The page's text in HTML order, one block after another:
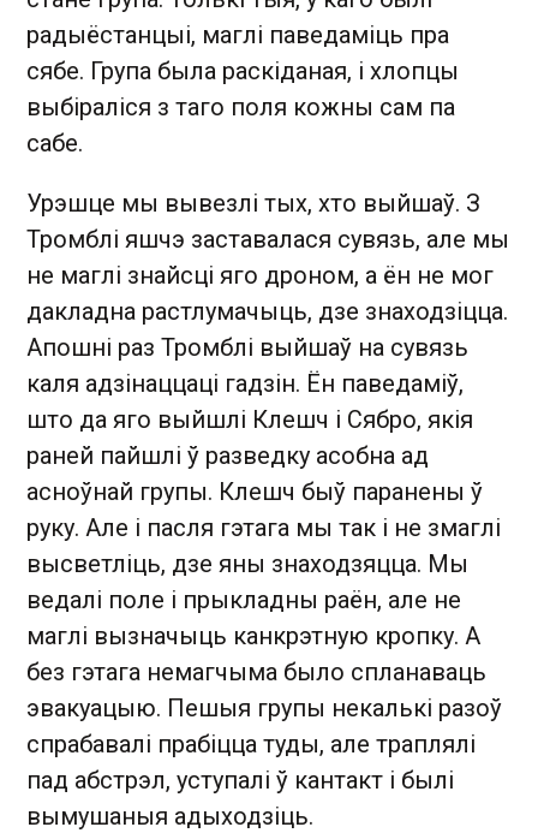
радыёстанцыі, маглі паведаміць пра
сябе. Група была раскіданая, і хлопцы
выбіраліся з таго поля кожны сам па
сабе.
Урэшце мы вывезлі тых, хто выйшаў. З
Тромблі яшчэ заставалася сувязь, але мы
не маглі знайсці яго дроном, а ён не мог
дакладна растлумачыць, дзе знаходзіцца.
Апошні раз Тромблі выйшаў на сувязь
каля адзінаццаці гадзін. Ён паведаміў,
што да яго выйшлі Клешч і Сябро, якія
раней пайшлі ў разведку асобна ад
асноўнай групы. Клешч быў паранены ў
руку. Але і пасля гэтага мы так і не змаглі
высветліць, дзе яны знаходзяцца. Мы
ведалі поле і прыкладны раён, але не
маглі вызначыць канкрэтную кропку. А
без гэтага немагчыма было спланаваць
эвакуацыю. Пешыя групы некалькі разоў
спрабавалі прабіцца туды, але траплялі
пад абстрэл, уступалі ў кантакт і былі
вымушаныя адыходзіць.